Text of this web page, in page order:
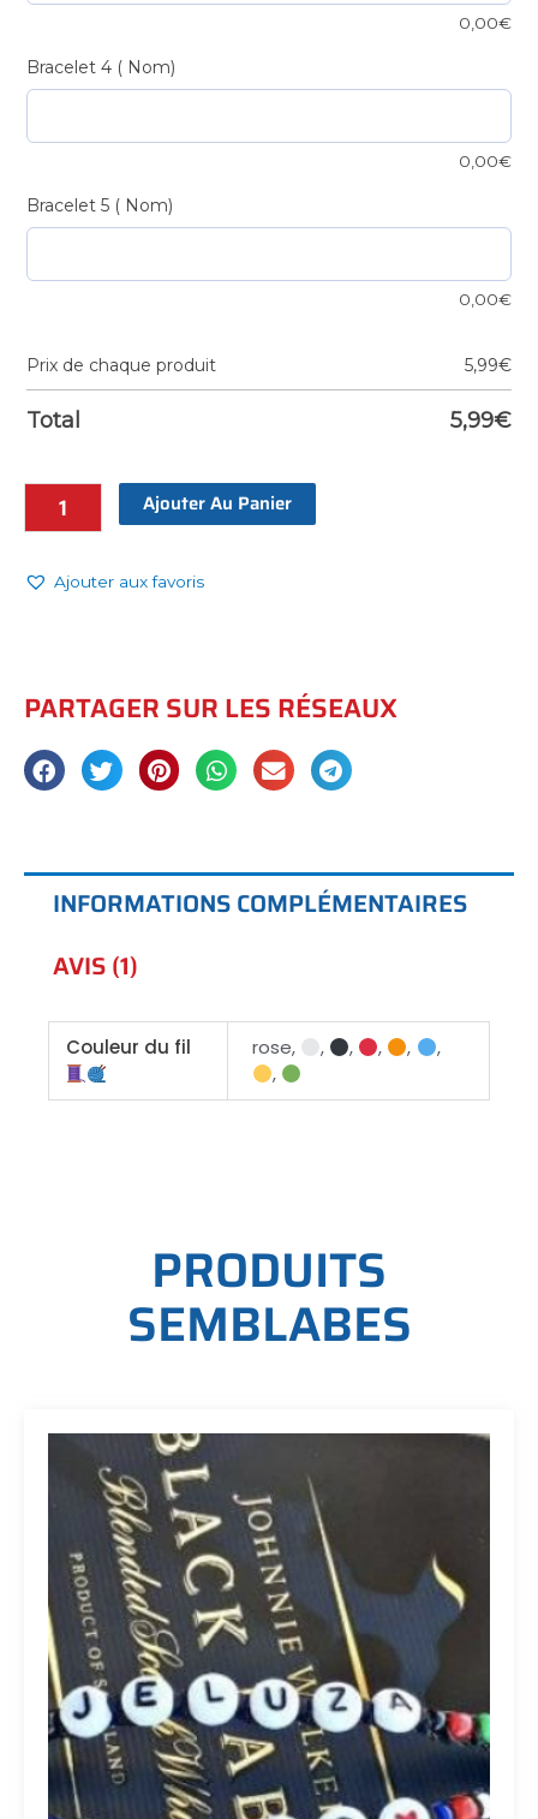
0,00€
Bracelet 4 ( Nom)
0,00€
Bracelet 5 ( Nom)
0,00€
Prix de chaque produit 5,99€
Total 5,99€
Ajouter Au Panier
Ajouter aux favoris
PARTAGER SUR LES RÉSEAUX
INFORMATIONS COMPLÉMENTAIRES
AVIS (1)
Couleur du fil rose, , , , ,
,
,
PRODUITS
SEMBLABES